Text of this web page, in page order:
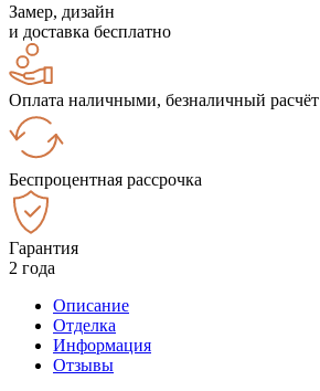
Замер, дизайн
и доставка бесплатно
Оплата наличными, безналичный расчёт
Беспроцентная рассрочка
Гарантия
2 года
Описание
Отделка
Информация
Отзывы